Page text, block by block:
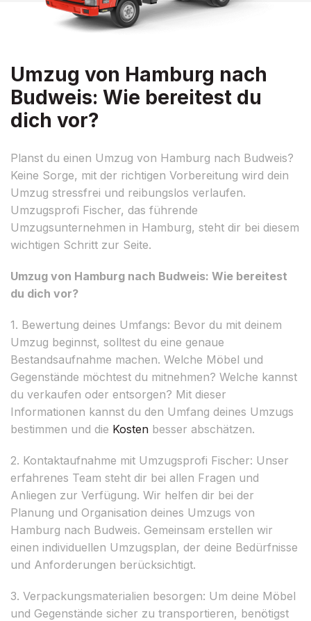
Umzug von Hamburg nach
Budweis: Wie bereitest du
dich vor?
Planst du einen Umzug von Hamburg nach Budweis?
Keine Sorge, mit der richtigen Vorbereitung wird dein
Umzug stressfrei und reibungslos verlaufen.
Umzugsprofi Fischer, das führende
Umzugsunternehmen in Hamburg, steht dir bei diesem
wichtigen Schritt zur Seite.
Umzug von Hamburg nach Budweis: Wie bereitest
du dich vor?
1. Bewertung deines Umfangs: Bevor du mit deinem
Umzug beginnst, solltest du eine genaue
Bestandsaufnahme machen. Welche Möbel und
Gegenstände möchtest du mitnehmen? Welche kannst
du verkaufen oder entsorgen? Mit dieser
Informationen kannst du den Umfang deines Umzugs
bestimmen und die Kosten besser abschätzen.
2. Kontaktaufnahme mit Umzugsprofi Fischer: Unser
erfahrenes Team steht dir bei allen Fragen und
Anliegen zur Verfügung. Wir helfen dir bei der
Planung und Organisation deines Umzugs von
Hamburg nach Budweis. Gemeinsam erstellen wir
einen individuellen Umzugsplan, der deine Bedürfnisse
und Anforderungen berücksichtigt.
3. Verpackungsmaterialien besorgen: Um deine Möbel
und Gegenstände sicher zu transportieren, benötigst